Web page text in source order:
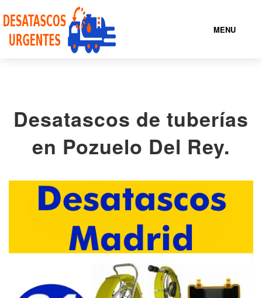
MENU
QUIENES SOMOS
ENCUENTRA TULOCALIDAD
CONTACTO
Desatascos de tuberías
en Pozuelo Del Rey.